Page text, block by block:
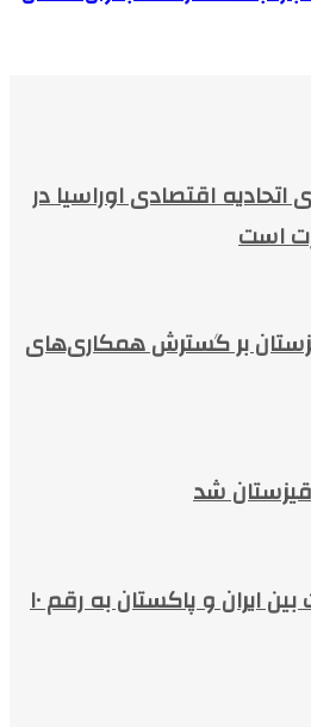
اتحادیه اقتصادی اوراسیا در
است
بر گسترش همکاری‌های
شد
افزایش حجم تجارت بین ایران و پاکستان به رقم ۱۰